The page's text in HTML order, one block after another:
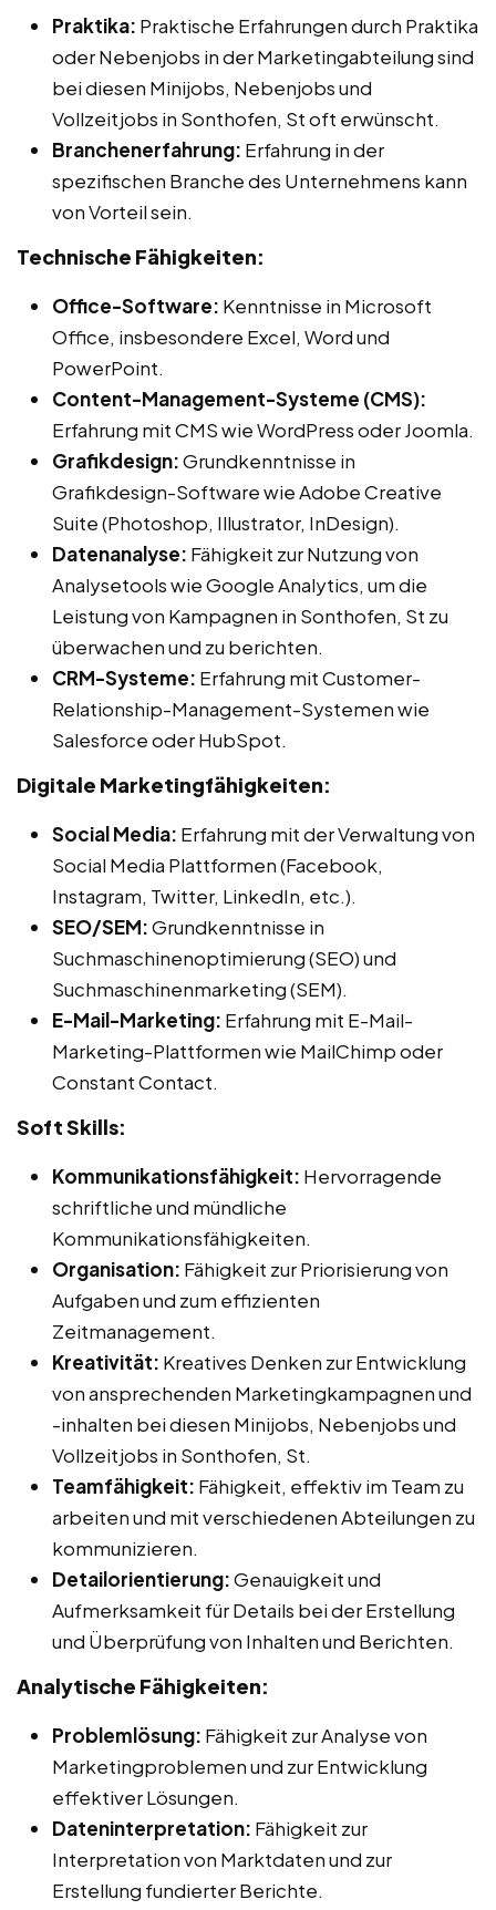
Praktika: Praktische Erfahrungen durch Praktika
oder Nebenjobs in der Marketingabteilung sind
bei diesen Minijobs, Nebenjobs und
Vollzeitjobs in Sonthofen, St oft erwünscht.
Branchenerfahrung: Erfahrung in der
spezifischen Branche des Unternehmens kann
von Vorteil sein.
Technische Fähigkeiten:
Office-Software: Kenntnisse in Microsoft
Office, insbesondere Excel, Word und
PowerPoint.
Content-Management-Systeme (CMS):
Erfahrung mit CMS wie WordPress oder Joomla.
Grafikdesign:Grundkenntnisse in
Grafikdesign-Software wie Adobe Creative
Suite (Photoshop, Illustrator, InDesign).
Datenanalyse: Fähigkeit zur Nutzung von
Analysetools wie Google Analytics, um die
Leistung von Kampagnen in Sonthofen, St zu
überwachen und zu berichten.
CRM-Systeme: Erfahrung mit Customer-
Relationship-Management-Systemen wie
Salesforce oder HubSpot.
Digitale Marketingfähigkeiten:
Social Media: Erfahrung mit der Verwaltung von
Social Media Plattformen (Facebook,
Instagram, Twitter, LinkedIn, etc.).
SEO/SEM:Grundkenntnisse in
Suchmaschinenoptimierung (SEO) und
Suchmaschinenmarketing (SEM).
E-Mail-Marketing: Erfahrung mit E-Mail-
Marketing-Plattformen wie MailChimp oder
Constant Contact.
Soft Skills:
Kommunikationsfähigkeit: Hervorragende
schriftliche und mündliche
Kommunikationsfähigkeiten.
Organisation: Fähigkeit zur Priorisierung von
Aufgaben und zum effizienten
Zeitmanagement.
Kreativität: Kreatives Denken zur Entwicklung
von ansprechenden Marketingkampagnen und
-inhalten bei diesen Minijobs, Nebenjobs und
Vollzeitjobs in Sonthofen, St.
Teamfähigkeit: Fähigkeit, effektiv im Team zu
arbeiten und mit verschiedenen Abteilungen zu
kommunizieren.
Detailorientierung:Genauigkeit und
Aufmerksamkeit für Details bei der Erstellung
und Überprüfung von Inhalten und Berichten.
Analytische Fähigkeiten:
Problemlösung: Fähigkeit zur Analyse von
Marketingproblemen und zur Entwicklung
effektiver Lösungen.
Dateninterpretation: Fähigkeit zur
Interpretation von Marktdaten und zur
Erstellung fundierter Berichte.